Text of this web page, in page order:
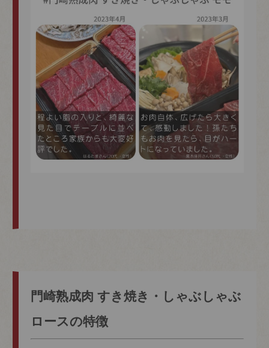
門崎熟成肉 すき焼き・しゃぶしゃぶ
ロースの特徴